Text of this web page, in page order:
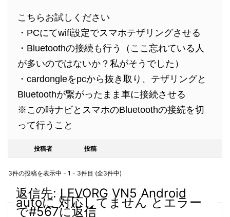
こちらお試しください
・PCにてwifi設定でスマホテザリングさせる
・Bluetoothの接続も行う（ここ忘れている人
が多いのではないか？私がそうでした）
・cardongleをpcから抜き取り、テザリングと
Bluetoothが繋がったまま車に接続させる
※この時ナビとスマホのBluetoothの接続を切
って行うこと
投稿者 投稿
3件の投稿を表示中 - 1 - 3件目 (全3件中)
返信先: LEVORG VN5 Android
autoに 対応してません とエラー
で#567に返信